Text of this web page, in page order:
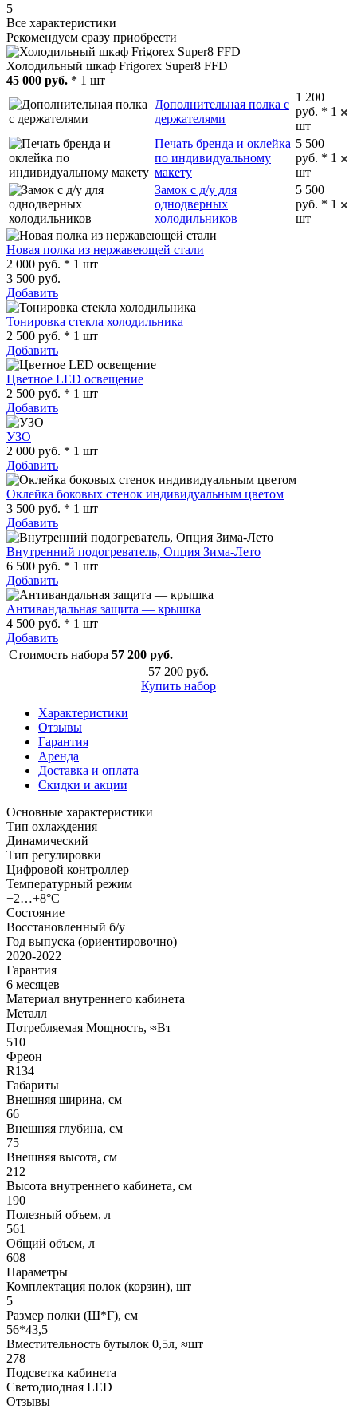
5
Все характеристики
Рекомендуем сразу приобрести
Холодильный шкаф Frigorex Super8 FFD
45 000 руб. * 1 шт
Дополнительная полка с
держателями
1 200
руб. * 1
шт
Печать бренда и оклейка
по индивидуальному
макету
5 500
руб. * 1
шт
Замок с д/у для
однодверных
холодильников
5 500
руб. * 1
шт
Новая полка из нержавеющей стали
2 000 руб. * 1 шт
3 500 руб.
Добавить
Тонировка стекла холодильника
2 500 руб. * 1 шт
Добавить
Цветное LED освещение
2 500 руб. * 1 шт
Добавить
УЗО
2 000 руб. * 1 шт
Добавить
Оклейка боковых стенок индивидуальным цветом
3 500 руб. * 1 шт
Добавить
Внутренний подогреватель, Опция Зима-Лето
6 500 руб. * 1 шт
Добавить
Антивандальная защита — крышка
4 500 руб. * 1 шт
Добавить
Стоимость набора 57 200 руб.
57 200 руб.
Купить набор
Характеристики
Отзывы
Гарантия
Аренда
Доставка и оплата
Скидки и акции
Основные характеристики
Тип охлаждения
Динамический
Тип регулировки
Цифровой контроллер
Температурный режим
+2…+8°C
Состояние
Восстановленный б/у
Год выпуска (ориентировочно)
2020-2022
Гарантия
6 месяцев
Материал внутреннего кабинета
Металл
Потребляемая Мощность, ≈Вт
510
Фреон
R134
Габариты
Внешняя ширина, см
66
Внешняя глубина, см
75
Внешняя высота, см
212
Высота внутреннего кабинета, см
190
Полезный объем, л
561
Общий объем, л
608
Параметры
Комплектация полок (корзин), шт
5
Размер полки (Ш*Г), см
56*43,5
Вместительность бутылок 0,5л, ≈шт
278
Подсветка кабинета
Светодиодная LED
Отзывы